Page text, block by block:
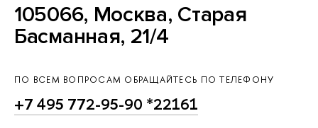
105066, Москва, Старая
Басманная, 21/4
ПО ВСЕМ ВОПРОСАМ ОБРАЩАЙТЕСЬ ПО ТЕЛЕФОНУ
+7 495 772-95-90 *22161